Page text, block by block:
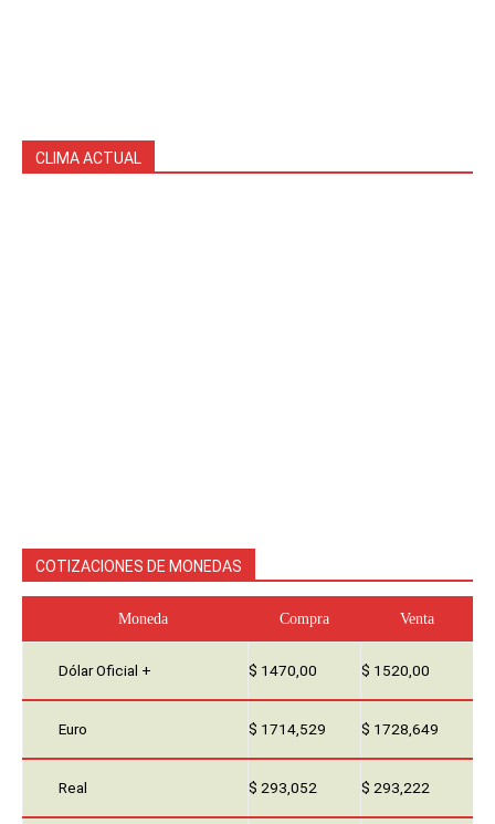
CLIMA ACTUAL
COTIZACIONES DE MONEDAS
Moneda Compra Venta
Dólar Oficial + $ 1470,00 $ 1520,00
Euro $ 1714,529 $ 1728,649
Real $ 293,052 $ 293,222